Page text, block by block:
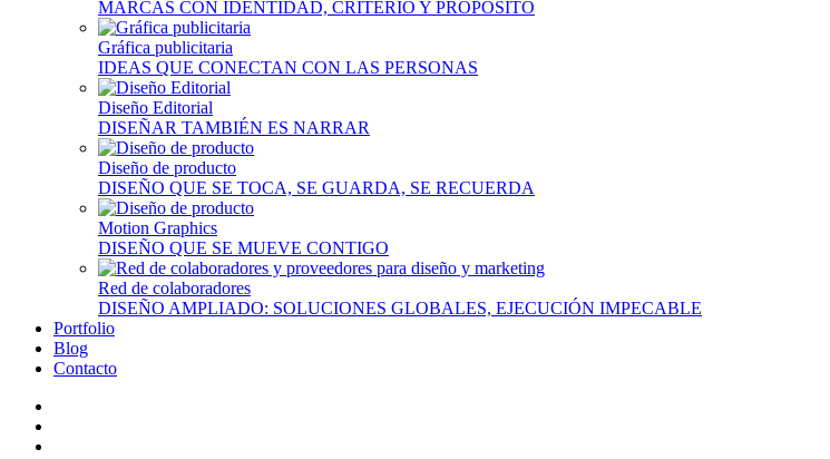
MARCAS CON IDENTIDAD, CRITERIO Y PROPÓSITO
Gráfica publicitaria
IDEAS QUE CONECTAN CON LAS PERSONAS
Diseño Editorial
DISEÑAR TAMBIÉN ES NARRAR
Diseño de producto
DISEÑO QUE SE TOCA, SE GUARDA, SE RECUERDA
Motion Graphics
DISEÑO QUE SE MUEVE CONTIGO
Red de colaboradores
DISEÑO AMPLIADO: SOLUCIONES GLOBALES, EJECUCIÓN IMPECABLE
Portfolio
Blog
Contacto